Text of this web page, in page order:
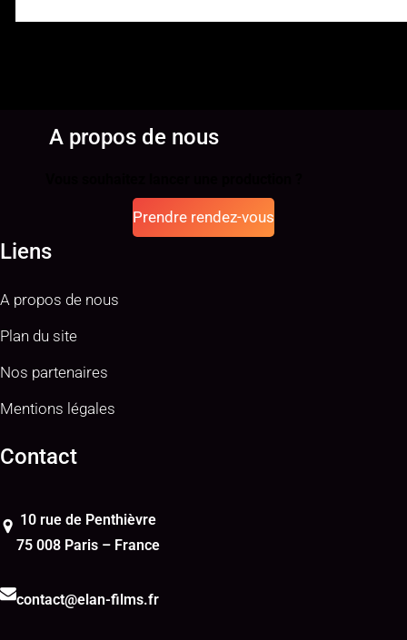
A propos de nous
Prendre rendez-vous
Liens
A propos de nous
Plan du site
Nos partenaires
Mentions légales
Contact
10 rue de Penthièvre
75 008 Paris – France
contact@elan-films.fr